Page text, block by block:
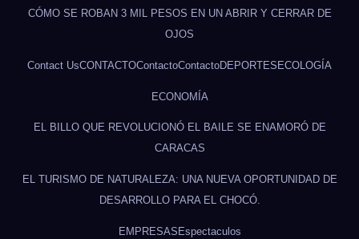
CÓMO SE ROBAN 3 MIL PESOS EN UN ABRIR Y CERRAR DE
OJOS
Contact UsCONTACTOContactoContactoDEPORTES ECOLOGÍA
ECONOMÍA
EL BILLO QUE REVOLUCIONÓ EL BAILE SE ENAMORÓ DE
CARACAS
EL TURISMO DE NATURALEZA: UNA NUEVA OPORTUNIDAD DE
DESARROLLO PARA EL CHOCÓ.
EMPRESAS Espectaculos